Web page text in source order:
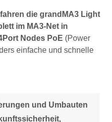
die grandMA3 Light
im MA3-Net in
Nodes PoE (Power
einfache und schnelle
und Umbauten